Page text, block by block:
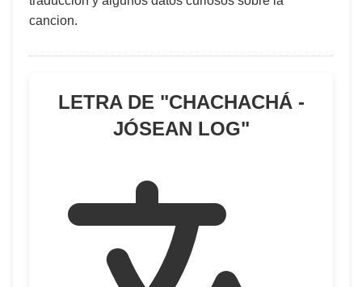
cancion.
LETRA DE "CHACHACHÁ -
JÓSEAN LOG"